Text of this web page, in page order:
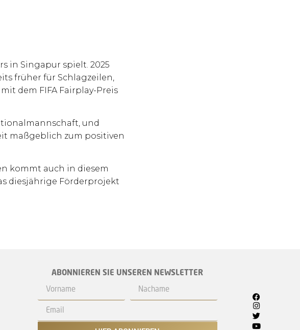
in Singapur spielt. 2025
früher für Schlagzeilen,
dem FIFA Fairplay-Preis
und
maßgeblich zum positiven
kommt auch in diesem
diesjährige Förderprojekt
ABONNIEREN SIE UNSEREN NEWSLETTER